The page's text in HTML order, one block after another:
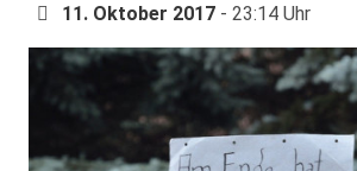
11. Oktober 2017 - 23:14 Uhr